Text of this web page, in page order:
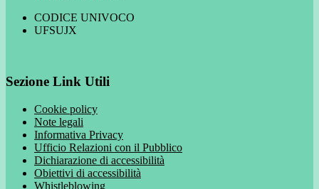
CODICE UNIVOCO
UFSUJX
Sezione Link Utili
Cookie policy
Note legali
Informativa Privacy
Ufficio Relazioni con il Pubblico
Dichiarazione di accessibilità
Obiettivi di accessibilità
Whistleblowing